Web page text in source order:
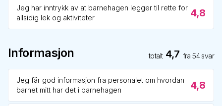
Jeg har inntrykk av at barnehagen legger til rette for
allsidig lek og aktiviteter
4,8
Informasjon totalt 4,7 fra54svar
Jeg får god informasjon fra personalet om hvordan
barnet mitt har det i barnehagen
4,8